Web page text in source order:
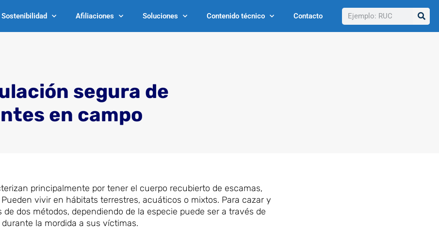
Sostenibilidad Afiliaciones Soluciones Contenido técnico Contacto Buscar
segura de
en campo
principalmente por tener el cuerpo recubierto de escamas,
vivir en hábitats terrestres, acuáticos o mixtos. Para cazar y
dos métodos, dependiendo de la especie puede ser a través de
la mordida a sus víctimas.